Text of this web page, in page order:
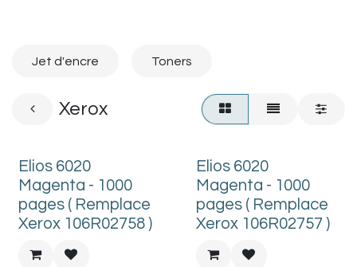
Jet d'encre Toners
Xerox
Elios 6020
Magenta - 1000
pages ( Remplace
Xerox 106R02758 )
Elios 6020
Magenta - 1000
pages ( Remplace
Xerox 106R02757 )